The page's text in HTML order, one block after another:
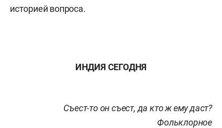
историей вопроса.
ИНДИЯ СЕГОДНЯ
Съест-то он съест, да кто ж ему даст?
Фольклорное